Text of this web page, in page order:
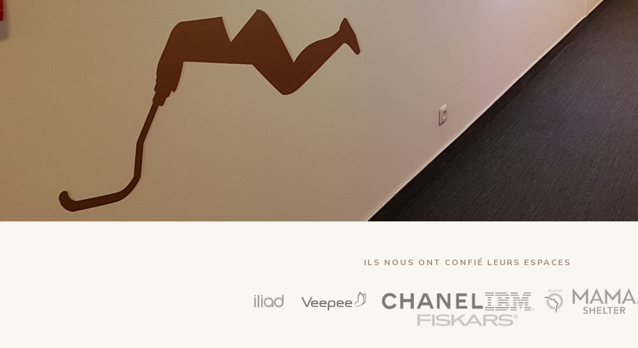
ILS NOUS ONT CONFIÉ LEURS ESPACES